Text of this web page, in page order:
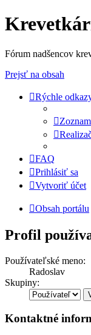
Fórum nadšencov
Prejsť na obsah
Rýchle
FAQ
Prihlásiť sa
Vytvoriť účet
Obsah portálu
Profil
Používateľské meno:
Radoslav
Skupiny:
Kontaktné